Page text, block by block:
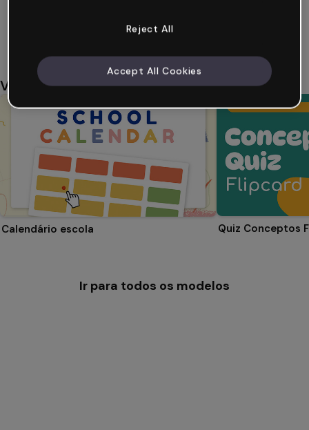
Ver mais (36)
Você também pode gostar
Calendário escola Quiz Conceptos
Ir para todos os modelos
Reject All
Accept All Cookies